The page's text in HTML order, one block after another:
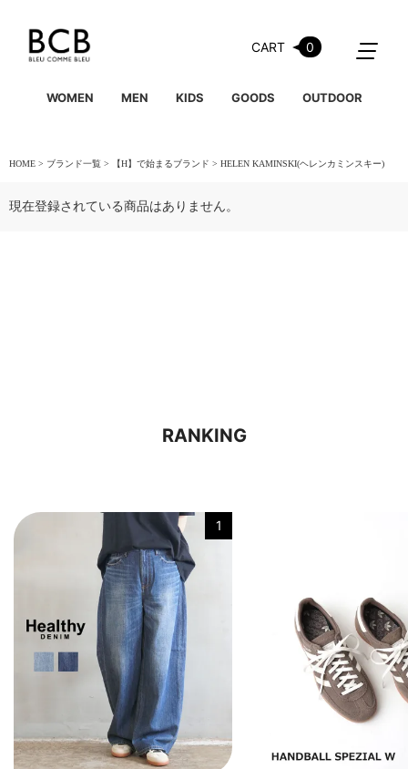
CART 0
WOMEN MEN KIDS GOODS OUTDOOR
HOME ブランド一覧 【H】で始まるブランド HELEN KAMINSKI(ヘレンカミンスキー)
現在登録されている商品はありません。
RANKING
1